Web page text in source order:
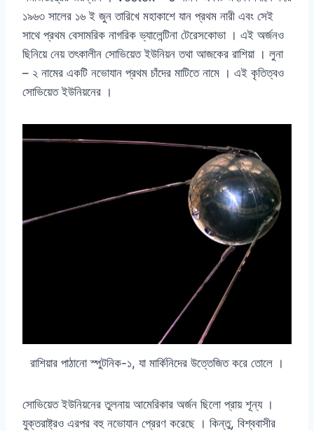
১৯৬৩ সালের ১৬ ই জুন তারিখে মহাকাশে যান প্রথম নারী এবং সেই
সাথে প্রথম বেসামরিক নাগরিক ভ্যালেন্টিনা টেরেসকোভা । এই অর্জনও
ছিনিয়ে নেয় তৎকালীন সোভিয়েত ইউনিয়ন তথা আজকের রাশিয়া । লুনা
– ২ নামের একটি নভোযান প্রথম চাঁদের মাটিতে নামে । এই কৃতিত্বও
সোভিয়েত ইউনিয়নের ।
রাশিয়ার পাঠানো স্পুটনিক-১, যা মার্কিনিদের উত্তেজিত করে তোলে ।
সোভিয়েত ইউনিয়নের তুলনায় আমেরিকার অর্জন ছিলো প্রায় শূন্য ।
যুক্তরাষ্ট্রও এরপর বহু নভোযান প্রেরণ করেছে । কিন্তু, বিশ্ববাসীর